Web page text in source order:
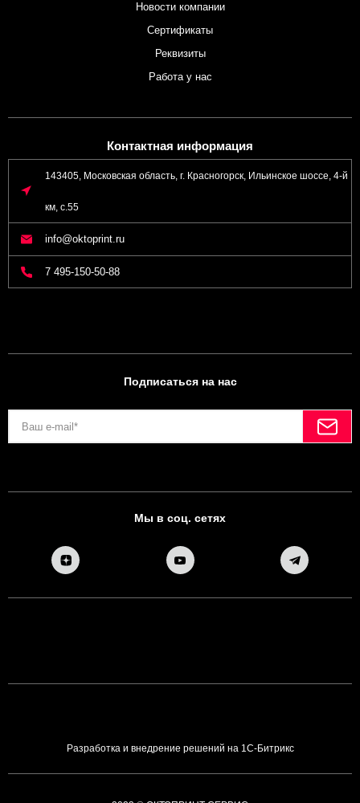
Новости компании
Сертификаты
Реквизиты
Работа у нас
Контактная информация
143405, Московская область, г. Красногорск, Ильинское шоссе, 4-й
км, с.55
info@oktoprint.ru
7 495-150-50-88
Подписаться на нас
Мы в соц. сетях
Разработка и внедрение решений на 1С-Битрикс